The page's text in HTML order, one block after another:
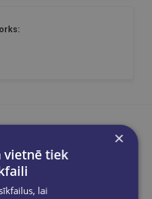
×
vietnē tiek
lai